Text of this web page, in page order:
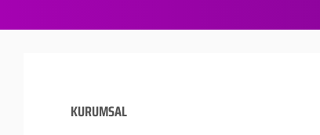
KURUMSAL